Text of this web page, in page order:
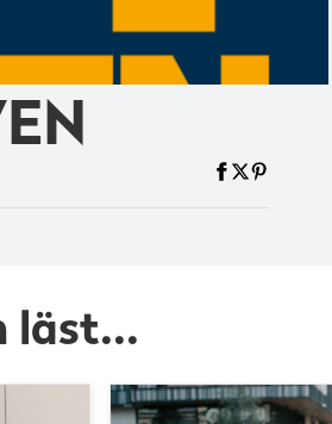
läst...